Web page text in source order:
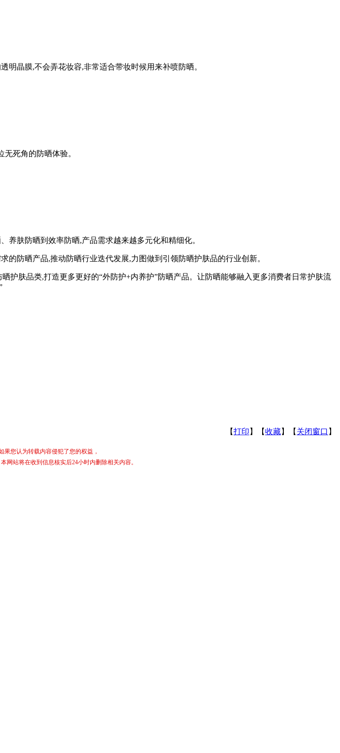
晶膜,不会弄花妆容,非常适合带妆时候用来补喷防晒。
死角的防晒体验。
肤防晒到效率防晒,产品需求越来越多元化和精细化。
防晒产品,推动防晒行业迭代发展,力图做到引领防晒护肤品的行业创新。
肤品类,打造更多更好的“外防护+内养护”防晒产品。让防晒能够融入更多消费者日常护肤流
【打印 】【收藏】【 关闭窗口 】
您认为转载内容侵犯了您的权益，
网站将在收到信息核实后24小时内删除相关内容。